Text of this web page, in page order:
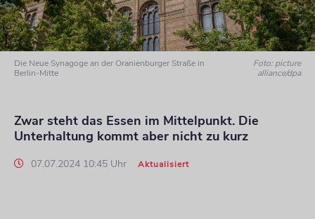
Die Neue Synagoge an der Oranienburger Straße in
Berlin-Mitte
Foto: picture
alliance/dpa
Zwar steht das Essen im Mittelpunkt. Die
Unterhaltung kommt aber nicht zu kurz
07.07.2024 10:45 Uhr Aktualisiert